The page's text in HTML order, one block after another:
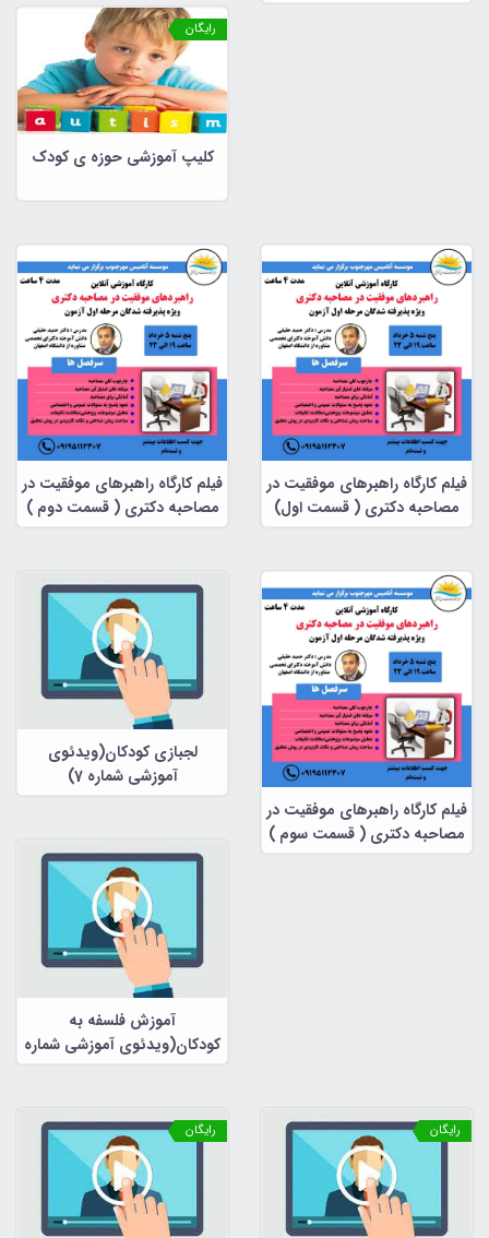
مشاوره و علوم تربیتی
رایگان
کلیپ آموزشی حوزه ی کودک
فیلم کارگاه راهبرهای موفقیت در
مصاحبه دکتری ( قسمت اول)
فیلم کارگاه راهبرهای موفقیت در
مصاحبه دکتری ( قسمت دوم )
فیلم کارگاه راهبرهای موفقیت در
مصاحبه دکتری ( قسمت سوم )
لجبازی کودکان(ویدئوی
آموزشی شماره 7)
آموزش فلسفه به
کودکان(ویدئوی آموزشی شماره
6)
رایگان رایگان